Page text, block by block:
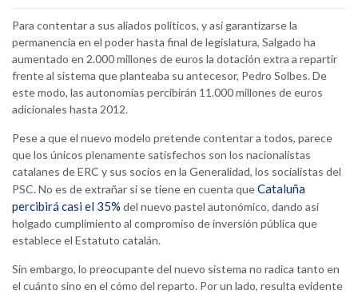
Para contentar a sus aliados políticos, y así garantizarse la
permanencia en el poder hasta final de legislatura, Salgado ha
aumentado en 2.000 millones de euros la dotación extra a repartir
frente al sistema que planteaba su antecesor, Pedro Solbes. De
este modo, las autonomías percibirán 11.000 millones de euros
adicionales hasta 2012.
Pese a que el nuevo modelo pretende contentar a todos, parece
que los únicos plenamente satisfechos son los nacionalistas
catalanes de ERC y sus socios en la Generalidad, los socialistas del
PSC. No es de extrañar si se tiene en cuenta queCataluña
percibirá casi el 35% del nuevo pastel autonómico, dando así
holgado cumplimiento al compromiso de inversión pública que
establece el Estatuto catalán.
Sin embargo, lo preocupante del nuevo sistema no radica tanto en
el cuánto sino en el cómo del reparto. Por un lado, resulta evidente